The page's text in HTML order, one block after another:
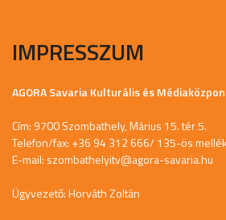
IMPRESSZUM
AGORA Savaria Kulturális és
Cím: 9700 Szombathely, Márius 15. tér 5.
Telefon/fax: +36 94 312 666/ 135-ös mellék
E-mail: szombathelyitv@agora-savaria.hu
Ügyvezető: Horváth Zoltán